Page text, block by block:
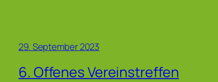
29. September 2023
6. Offenes Vereinstreffen